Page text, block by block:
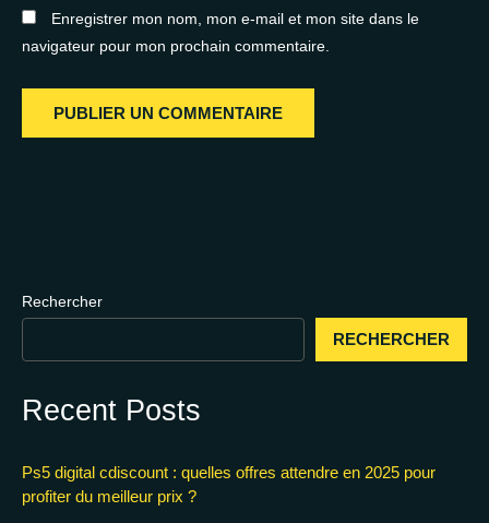
Enregistrer mon nom, mon e-mail et mon site dans le
navigateur pour mon prochain commentaire.
Rechercher
RECHERCHER
Recent Posts
Ps5 digital cdiscount : quelles offres attendre en 2025 pour
profiter du meilleur prix ?